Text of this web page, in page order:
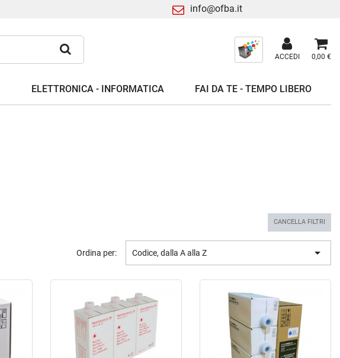
info@ofba.it
ACCEDI 0,00 €
ELETTRONICA - INFORMATICA FAI DA TE - TEMPO LIBERO
CANCELLA FILTRI
Ordina per: Codice, dalla A alla Z 